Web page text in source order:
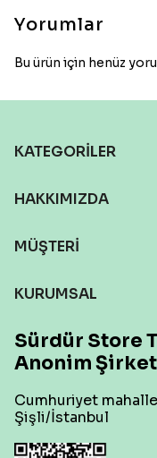
Yorumlar
Bu ürün için henüz
KATEGORİLER
HAKKIMIZDA
MÜŞTERİ
KURUMSAL
Sürdür Store
Anonim
Cumhuriyet
Şişli/İstanbul